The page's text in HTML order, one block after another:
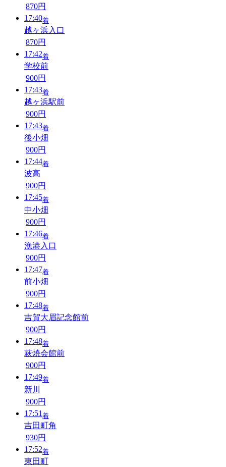
870円
17:40着
越ヶ浜入口
870円
17:42着
学校前
900円
17:43着
越ヶ浜駅前
900円
17:43着
後小畑
900円
17:44着
波高
900円
17:45着
中小畑
900円
17:46着
漁港入口
900円
17:47着
前小畑
900円
17:48着
吉賀大眉記念館前
900円
17:48着
萩焼会館前
900円
17:49着
新川
900円
17:51 着
吉田町角
930円
17:52着
東田町